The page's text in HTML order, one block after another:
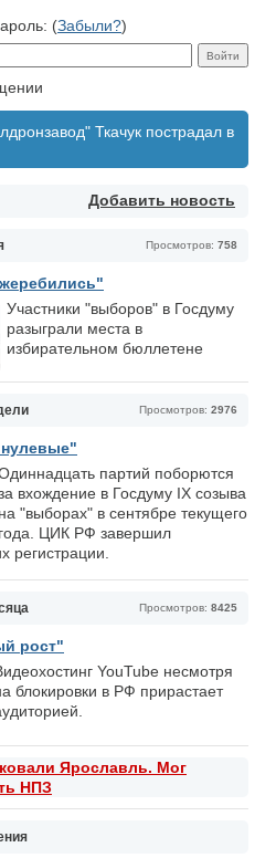
(Забыли?)
Ткачук пострадал в
Добавить новость
Просмотров: 758
Участники "выборов" в Госдуму
разыграли места в
избирательном бюллетене
Просмотров: 2976
партий поборются
вхождение в Госдуму IX созыва
на "выборах" в сентябре текущего
года. ЦИК РФ завершил
регистрации.
Просмотров: 8425
рост"
YouTube несмотря
блокировки в РФ прирастает
Ярославль. Мог
НПЗ